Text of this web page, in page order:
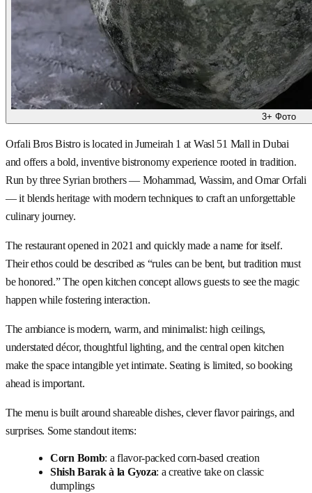
3+ Фото
Orfali Bros Bistro is located in Jumeirah 1 at Wasl 51 Mall in Dubai
and offers a bold, inventive bistronomy experience rooted in tradition.
Run by three Syrian brothers — Mohammad, Wassim, and Omar Orfali
— it blends heritage with modern techniques to craft an unforgettable
culinary journey.
The restaurant opened in 2021 and quickly made a name for itself.
Their ethos could be described as “rules can be bent, but tradition must
be honored.” The open kitchen concept allows guests to see the magic
happen while fostering interaction.
The ambiance is modern, warm, and minimalist: high ceilings,
understated décor, thoughtful lighting, and the central open kitchen
make the space intangible yet intimate. Seating is limited, so booking
ahead is important.
The menu is built around shareable dishes, clever flavor pairings, and
surprises. Some standout items:
Corn Bomb: a flavor-packed corn-based creation
Shish Barak à la Gyoza: a creative take on classic
dumplings